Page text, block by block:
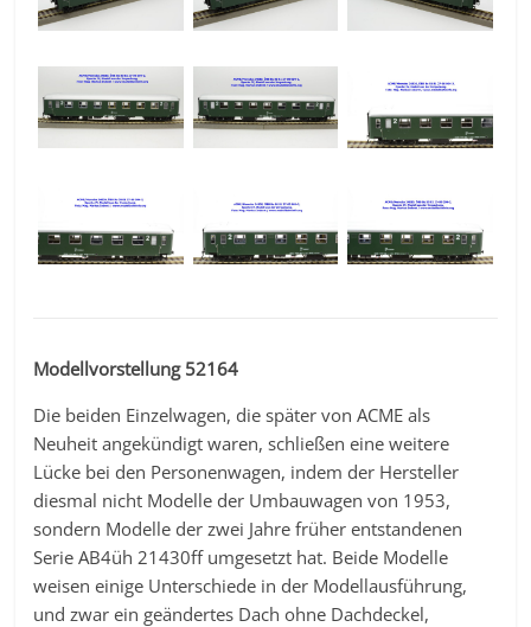
Modellvorstellung 52164
Die beiden Einzelwagen, die später von ACME als
Neuheit angekündigt waren, schließen eine weitere
Lücke bei den Personenwagen, indem der Hersteller
diesmal nicht Modelle der Umbauwagen von 1953,
sondern Modelle der zwei Jahre früher entstandenen
Serie AB4üh 21430ff umgesetzt hat. Beide Modelle
weisen einige Unterschiede in der Modellausführung,
und zwar ein geändertes Dach ohne Dachdeckel,